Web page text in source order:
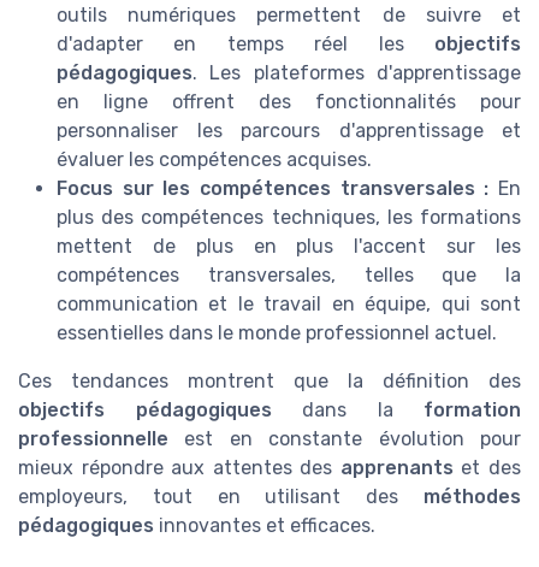
outils numériques permettent de suivre et
d'adapter en temps réel les objectifs
pédagogiques. Les plateformes d'apprentissage
en ligne offrent des fonctionnalités pour
personnaliser les parcours d'apprentissage et
évaluer les compétences acquises.
Focus sur les compétences transversales : En
plus des compétences techniques, les formations
mettent de plus en plus l'accent sur les
compétences transversales, telles que la
communication et le travail en équipe, qui sont
essentielles dans le monde professionnel actuel.
Ces tendances montrent que la définition des
objectifs pédagogiques dans la formation
professionnelle est en constante évolution pour
mieux répondre aux attentes des apprenants et des
employeurs, tout en utilisant des méthodes
pédagogiques innovantes et efficaces.